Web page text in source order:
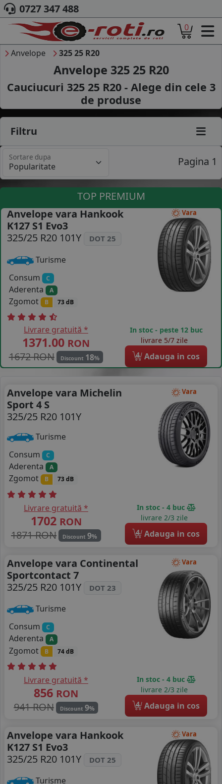
ACASA
DESPRE NOI
ANVELOPE
AUTO
CAMION
MOTO
AGROINDUSTRIALE
MARCA AUTO
B2B - COLABORARE COMPANII
CONTACT
COS (0 PRODUSE
0727 347 488
0
Anvelope 325 25 R20
Anvelope 325 25 R20
Cauciucuri 325 25 R20 - Alege din cele 3
de produse
Filtru
Sortare dupa Pagina 1
TOP PREMIUM
Vara
Anvelope vara Hankook
K127 S1 Evo3
325/25 R20 101Y
DOT 25
Turisme
Consum
C
Aderenta A
Zgomot B 73 dB
Livrare gratuită *
1371.00 RON
1672 RON
Discount 18%
In stoc - peste 12 buc
livrare 5/7 zile
4 Adauga in cos
Vara
Anvelope vara Michelin
Sport 4 S
325/25 R20 101Y
Turisme
Consum
C
Aderenta A
Zgomot B 73 dB
Livrare gratuită *
1702 RON
1871 RON
Discount 9%
In stoc - 4 buc
livrare 2/3 zile
4 Adauga in cos
Vara
Anvelope vara Continental
Sportcontact 7
325/25 R20 101Y
DOT 23
Turisme
Consum
C
Aderenta A
Zgomot B 74 dB
Livrare gratuită *
856 RON
941 RON
Discount 9%
In stoc - 4 buc
livrare 2/3 zile
4 Adauga in cos
Vara
Anvelope vara Hankook
K127 S1 Evo3
325/25 R20 101Y
DOT 25
Turisme